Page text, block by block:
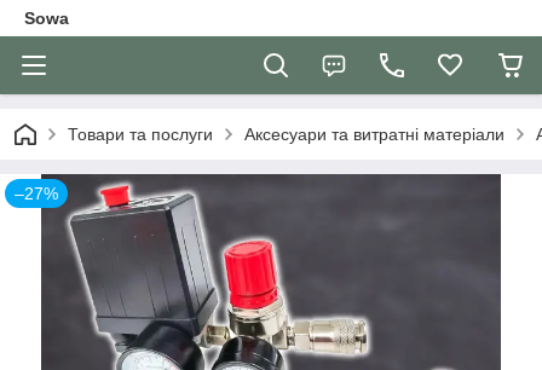
Sowa
Товари та послуги Аксесуари та витратні матеріали
–27%